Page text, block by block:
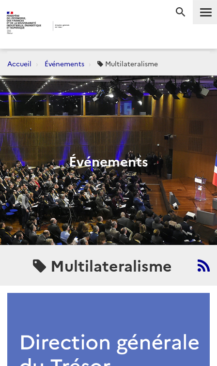
Accueil Événements Multilateralisme
Événements
Multilateralisme